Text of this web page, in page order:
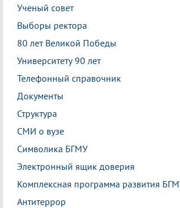
Ученый совет
Выборы ректора
80 лет Великой Победы
Университету 90 лет
Телефонный справочник
Документы
Структура
СМИ о вузе
Символика БГМУ
Электронный ящик доверия
Комплексная программа развития
Антитеррор